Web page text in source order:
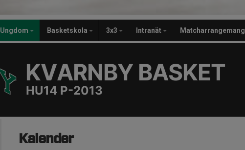
Ungdom Basketskola 3x3 Intranät Matcharrangemang
KVARNBY BASKET
HU14 P-2013
Kalender